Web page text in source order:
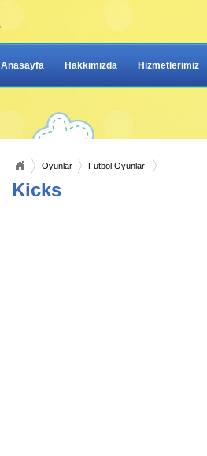
Anasayfa Hakkımızda Hizmetlerimiz
Oyunlar Futbol Oyunları
Kicks